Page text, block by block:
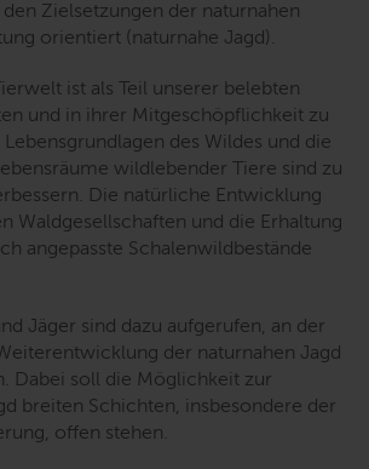
Zielsetzungen der naturnahen
orientiert (naturnahe Jagd).
ist als Teil unserer belebten
und in ihrer Mitgeschöpflichkeit zu
des Wildes und die
wildlebender Tiere sind zu
Die natürliche Entwicklung
Waldgesellschaften und die Erhaltung
angepasste Schalenwildbestände
Jäger sind dazu aufgerufen, an der
der naturnahen Jagd
Dabei soll die Möglichkeit zur
breiten Schichten, insbesondere der
offen stehen.